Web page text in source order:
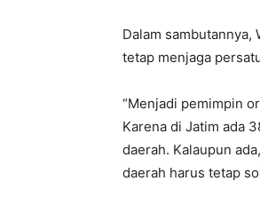
Dalam
tetap menjaga
“Menjadi pemimpin
Karena di Jatim ada
daerah. Kalaupun
daerah harus tetap